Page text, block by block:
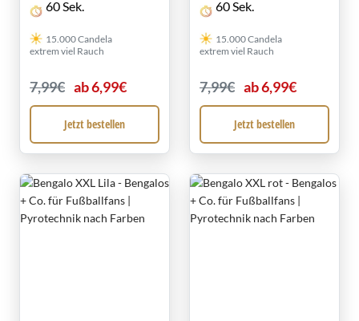
60 Sek.
15.000 Candela
extrem viel Rauch
7,99€ ab 6,99€
Jetzt bestellen
60 Sek.
15.000 Candela
extrem viel Rauch
7,99€ ab 6,99€
Jetzt bestellen